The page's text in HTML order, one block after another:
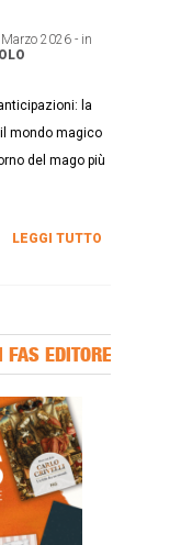
2026 - in
la
mondo magico
del mago più
LEGGI TUTTO
EDITORE